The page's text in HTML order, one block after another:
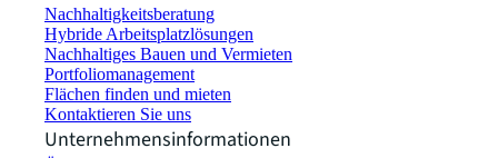
Nachhaltigkeitsberatung
Hybride Arbeitsplatzlösungen
Nachhaltiges Bauen und Vermieten
Portfoliomanagement
Flächen finden und mieten
Kontaktieren Sie uns
Unternehmensinformationen